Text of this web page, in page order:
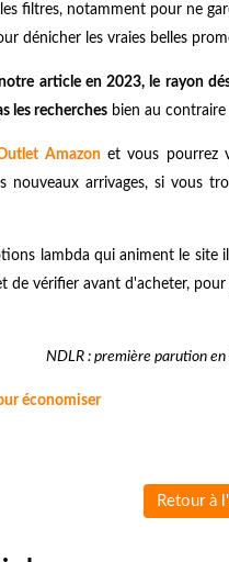
filtres, notamment pour ne
dénicher les vraies belles
article en 2023, le rayon
les recherches bien au
Amazonet vous pourrez
nouveaux arrivages, si vous
lambda qui animent le site
de vérifier avant d'acheter,
NDLR : première parution
économiser
Retour à